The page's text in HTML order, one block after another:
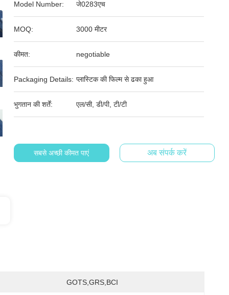
Model Number: जे0283एच
MOQ: 3000 मीटर
कीमत: negotiable
Packaging Details: प्लास्टिक की फिल्म से ढका हुआ
भुगतान की शर्तें: एल/सी, डी/पी, टी/टी
सबसे अच्छी कीमत पाएं अब संपर्क करें
GOTS,GRS,BCI